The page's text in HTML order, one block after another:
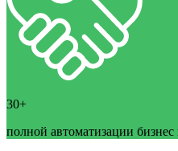
30+
полной автоматизации